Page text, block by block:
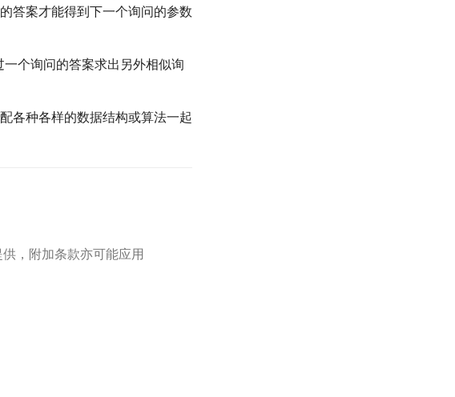
答案才能得到下一个询问的参数
一个询问的答案求出另外相似询
各种各样的数据结构或算法一起
，附加条款亦可能应用